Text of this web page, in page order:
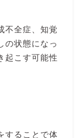
不全症、知覚
の状態になっ
起こす可能性
することで体